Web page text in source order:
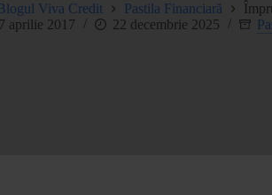
Viva Credit Pastila Financiară
aprilie 2017
22 decembrie 2025